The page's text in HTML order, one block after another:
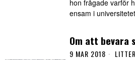
hon frågade varför
ensam i
Om att bevara
9 MAR 2018